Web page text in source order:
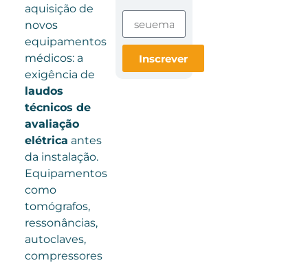
aquisição de
novos
equipamentos
médicos: a
exigência de
laudos
técnicos de
avaliação
elétrica antes
da instalação.
Equipamentos
como
tomógrafos,
ressonâncias,
autoclaves,
compressores
Inscrever